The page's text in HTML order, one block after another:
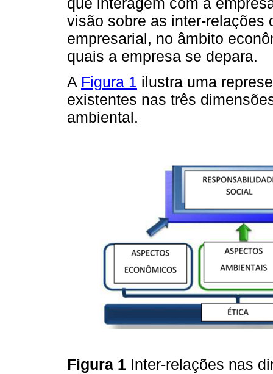
visão sobre as inter-relações
empresarial, no âmbito
quais a empresa se depara.
A Figura 1 ilustra uma
existentes nas três
ambiental.
Figura 1 Inter-relações nas